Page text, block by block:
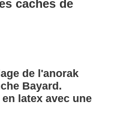
caches de
de l'anorak
Bayard.
latex avec une